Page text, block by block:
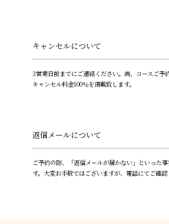
キャンセルについて
3営業日前までにご連絡ください。尚、コースご予
キャンセル料金100％を頂戴致します。
返信メールについて
ご予約の際、「返信メールが届かない」といった
す。大変お手数ではございますが、電話にてご確認